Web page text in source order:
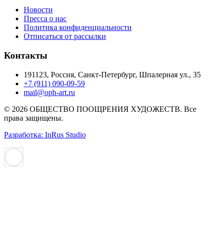
Новости
Пресса о нас
Политика конфиденциальности
Отписаться от рассылки
Контакты
191123, Россия, Санкт-Петербург, Шпалерная ул., 35
+7 (911) 090-09-59
mail@oph-art.ru
© 2026 ОБЩЕСТВО ПООЩРЕНИЯ ХУДОЖЕСТВ. Все
права защищены.
Разработка: InRus Studio